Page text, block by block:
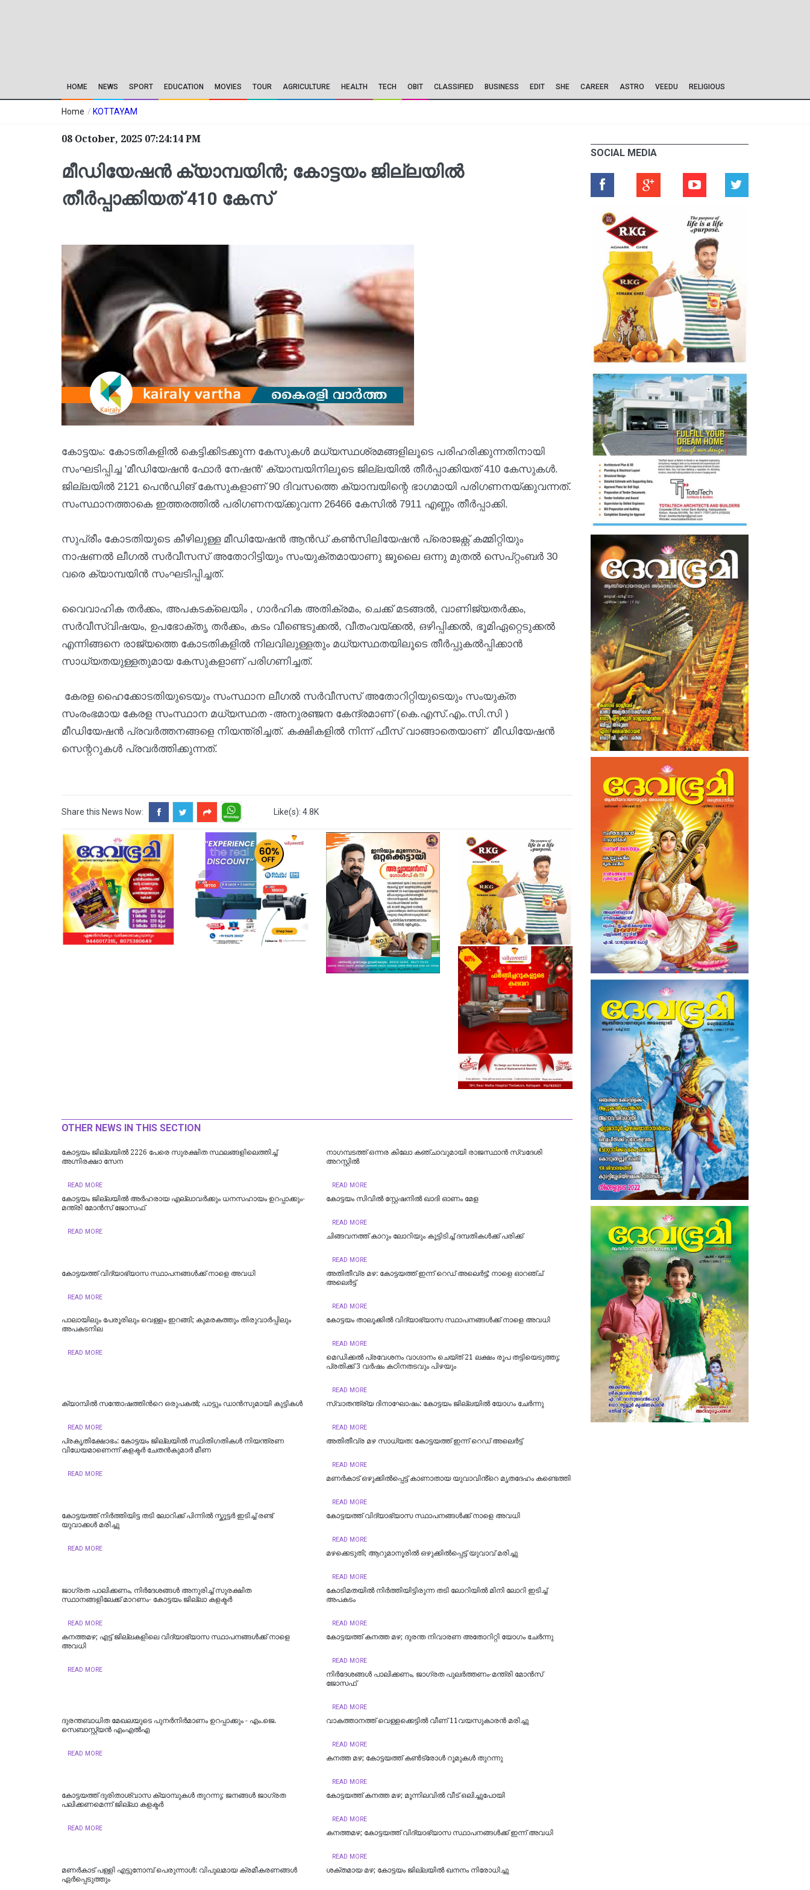
HOME NEWS SPORT EDUCATION MOVIES TOUR AGRICULTURE HEALTH TECH OBIT CLASSIFIED BUSINESS EDIT SHE CAREER ASTRO VEEDU RELIGIOUS
Home / KOTTAYAM
08 October, 2025 07:24:14 PM
മീഡിയേഷൻ ക്യാമ്പയിൻ; കോട്ടയം ജില്ലയിൽ
തീർപ്പാക്കിയത് 410 കേസ്
കോട്ടയം: കോടതികളിൽ കെട്ടിക്കിടക്കുന്ന കേസുകൾ മധ്യസ്ഥശ്രമങ്ങളിലൂടെ പരിഹരിക്കുന്നതിനായി
സംഘടിപ്പിച്ച 'മീഡിയേഷൻ ഫോർ നേഷൻ' ക്യാമ്പയിനിലൂടെ ജില്ലയിൽ തീർപ്പാക്കിയത് 410 കേസുകൾ.
ജില്ലയിൽ 2121 പെൻഡിങ് കേസുകളാണ് 90 ദിവസത്തെ ക്യാമ്പയിന്റെ ഭാഗമായി പരിഗണനയ്ക്കുവന്നത്.
സംസ്ഥാനത്താകെ ഇത്തരത്തിൽ പരിഗണനയ്ക്കുവന്ന 26466 കേസിൽ 7911 എണ്ണം തീർപ്പാക്കി.
സുപ്രീം കോടതിയുടെ കീഴിലുള്ള മീഡിയേഷൻ ആൻഡ് കൺസിലിയേഷൻ പ്രൊജക്റ്റ് കമ്മിറ്റിയും
നാഷണൽ ലീഗൽ സർവീസസ് അതോറിട്ടിയും സംയുക്തമായാണു ജൂലൈ ഒന്നു മുതൽ സെപ്റ്റംബർ 30
വരെ ക്യാമ്പയിൻ സംഘടിപ്പിച്ചത്.
വൈവാഹിക തർക്കം, അപകടക്ലെയിം , ഗാർഹിക അതിക്രമം, ചെക്ക് മടങ്ങൽ, വാണിജ്യതർക്കം,
സർവീസ്‌വിഷയം, ഉപഭോക്തൃ തർക്കം, കടം വീണ്ടെടുക്കൽ, വീതംവയ്ക്കൽ, ഒഴിപ്പിക്കൽ, ഭൂമിഏറ്റെടുക്കൽ
എന്നിങ്ങനെ രാജ്യത്തെ കോടതികളിൽ നിലവിലുള്ളതും മധ്യസ്ഥതയിലൂടെ തീർപ്പുകൽപ്പിക്കാൻ
സാധ്യതയുള്ളതുമായ കേസുകളാണ് പരിഗണിച്ചത്.
കേരള ഹൈക്കോടതിയുടെയും സംസ്ഥാന ലീഗൽ സർവീസസ് അതോറിറ്റിയുടെയും സംയുക്ത
സംരംഭമായ കേരള സംസ്ഥാന മധ്യസ്ഥത -അനുരഞ്ജന കേന്ദ്രമാണ് (കെ.എസ്.എം.സി.സി )
മീഡിയേഷൻ പ്രവർത്തനങ്ങളെ നിയന്ത്രിച്ചത്. കക്ഷികളിൽ നിന്ന് ഫീസ് വാങ്ങാതെയാണ് മീഡിയേഷൻ
സെന്ററുകൾ പ്രവർത്തിക്കുന്നത്.
Share this News Now: Like(s): 4.8K
OTHER NEWS IN THIS SECTION
​കോട്ടയം ജില്ലയില്‍ 2226 പേരെ സുരക്ഷിത സ്ഥലങ്ങളിലെത്തിച്ച്
അഗ്നിരക്ഷാ സേന
READ MORE
നാഗമ്പടത്ത് ഒന്നര കിലോ കഞ്ചാവുമായി രാജസ്ഥാന്‍ സ്വദേശി
അറസ്റ്റില്‍
READ MORE
കോട്ടയം ജില്ലയില്‍ അര്‍ഹരായ എല്ലാവര്‍ക്കും ധനസഹായം ഉറപ്പാക്കും-
മന്ത്രി മോന്‍സ് ജോസഫ്
READ MORE
കോട്ടയം സിവിൽ സ്റ്റേഷനിൽ ഖാദി ഓണം മേള
READ MORE
ചിങ്ങവനത്ത് കാറും ലോറിയും കൂട്ടിടിച്ച് ദമ്പതികള്‍ക്ക് പരിക്ക്
READ MORE
കോട്ടയത്ത് വിദ്യാഭ്യാസ സ്ഥാപനങ്ങൾക്ക് നാളെ അവധി
READ MORE
അതിതീവ്ര മഴ: കോട്ടയത്ത് ഇന്ന് റെഡ് അലെർട്ട്; നാളെ ഓറഞ്ച്
അലെര്‍ട്ട്
READ MORE
പാലായിലും പേരൂരിലും വെള്ളം ഇറങ്ങി; കുമരകത്തും തിരുവാര്‍പ്പിലും
അപകടനില
READ MORE
കോട്ടയം താലൂക്കില്‍ വിദ്യാഭ്യാസ സ്ഥാപനങ്ങള്‍ക്ക് നാളെ അവധി
READ MORE
മെഡിക്കൽ പ്രവേശനം വാഗ്ദാനം ചെയ്ത് 21 ലക്ഷം രൂപ തട്ടിയെടുത്തു;
പ്രതിക്ക് 3 വർഷം കഠിനതടവും പിഴയും
READ MORE
ക്യാമ്പിൽ സന്തോഷത്തിന്‍റെ ഒരുപകൽ; പാട്ടും ഡാൻസുമായി കുട്ടികൾ
READ MORE
സ്വാതന്ത്ര്യ ദിനാഘോഷം: കോട്ടയം ജില്ലയില്‍ യോഗം ചേർന്നു
READ MORE
പ്രകൃതിക്ഷോഭം: കോട്ടയം ജില്ലയിൽ സ്ഥിതിഗതികൾ നിയന്ത്രണ
വിധേയമാണെന്ന് കളക്ടർ ചേതൻകുമാർ മീണ
READ MORE
അതിതീവ്ര മഴ സാധ്യത: കോട്ടയത്ത് ഇന്ന് റെഡ് അലെർട്ട്
READ MORE
മണർകാട് ഒഴുക്കിൽപ്പെട്ട് കാണാതായ യുവാവിൻ്റെ മൃതദേഹം കണ്ടെത്തി
READ MORE
കോട്ടയത്ത് നിർത്തിയിട്ട തടി ലോറിക്ക് പിന്നിൽ സ്കൂട്ടർ ഇടിച്ച് രണ്ട്
യുവാക്കൾ മരിച്ചു
READ MORE
കോട്ടയത്ത് വിദ്യാഭ്യാസ സ്ഥാപനങ്ങൾക്ക് നാളെ അവധി
READ MORE
മഴക്കെടുതി; ആറുമാനൂരിൽ ഒഴുക്കില്‍പ്പെട്ട് യുവാവ് മരിച്ചു
READ MORE
ജാഗ്രത പാലിക്കണം, നിര്‍ദേശങ്ങള്‍ അനുരിച്ച് സുരക്ഷിത
സ്ഥാനങ്ങളിലേക്ക് മാറണം- കോട്ടയം ജില്ലാ കളക്ടര്‍
READ MORE
കോടിമതയിൽ നിർത്തിയിട്ടിരുന്ന തടി ലോറിയിൽ മിനി ലോറി ഇടിച്ച്
അപകടം
READ MORE
കനത്തമഴ; എട്ട് ജില്ലകളിലെ വിദ്യാഭ്യാസ സ്ഥാപനങ്ങൾക്ക് നാളെ
അവധി
READ MORE
കോട്ടയത്ത് കനത്ത മഴ; ദുരന്ത നിവാരണ അതോറിറ്റി യോഗം ചേർന്നു
READ MORE
നിർദേശങ്ങൾ പാലിക്കണം, ജാഗ്രത പുലർത്തണം-മന്ത്രി മോൻസ്
ജോസഫ്
READ MORE
ദുരന്തബാധിത മേഖലയുടെ പുനർനിർമാണം ഉറപ്പാക്കും - എം.ജെ.
സെബാസ്റ്റ്യൻ എംഎൽഎ
READ MORE
വാകത്താനത്ത് വെള്ളക്കെട്ടില്‍ വീണ് 11വയസുകാരന്‍ മരിച്ചു
READ MORE
കനത്ത മഴ; കോട്ടയത്ത് കണ്‍ട്രോള്‍ റൂമുകള്‍ തുറന്നു
READ MORE
കോട്ടയത്ത് ദുരിതാശ്വാസ ക്യാമ്പുകള്‍ തുറന്നു; ജനങ്ങള്‍ ജാഗ്രത
പലിക്കണമെന്ന് ജില്ലാ കളക്ടര്‍
READ MORE
കോട്ടയത്ത് കനത്ത മഴ; മൂന്നിലവിൽ വീട് ഒലിച്ചുപോയി
READ MORE
കനത്തമഴ; കോട്ടയത്ത് വിദ്യാഭ്യാസ സ്ഥാപനങ്ങള്‍ക്ക് ഇന്ന് അവധി
READ MORE
മണർകാട് പള്ളി എട്ടുനോമ്പ് പെരുന്നാൾ: വിപുലമായ ക്രമീകരണങ്ങൾ
ഏർപ്പെടുത്തും
ശക്തമായ മഴ; കോട്ടയം ജില്ലയില്‍ ഖനനം നിരോധിച്ചു
SOCIAL MEDIA